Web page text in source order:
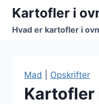
Fortsæt
indhold
Kartofler i
Hvad er kartofler i
Mad Opskrifter
Kartofler